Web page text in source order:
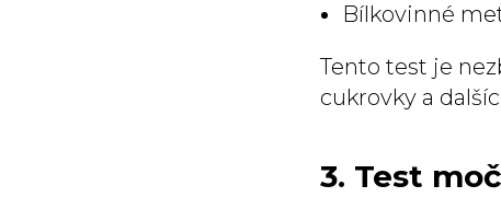
Bílkovinné
Tento test je
cukrovky a
3. Test